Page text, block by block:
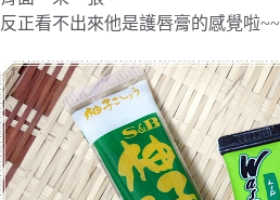
反正看不出來他是護唇膏的感覺啦~~